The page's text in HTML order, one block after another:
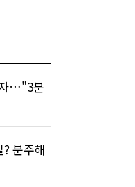
…"3분
분주해